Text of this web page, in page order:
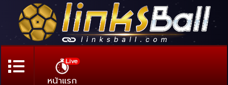
Live
หน้าแรก